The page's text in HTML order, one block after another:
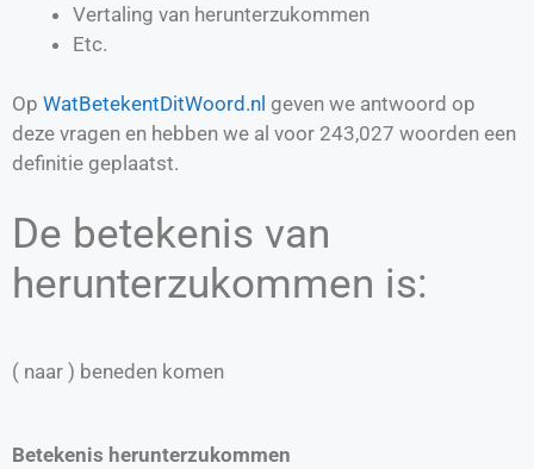
Vertaling van herunterzukommen
Etc.
Op WatBetekentDitWoord.nl geven we antwoord op
deze vragen en hebben we al voor 243,027 woorden een
definitie geplaatst.
De betekenis van
herunterzukommen is:
( naar ) beneden komen
Betekenis herunterzukommen